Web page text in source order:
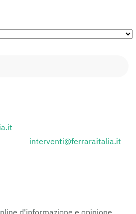
interventi@ferraraitalia.it